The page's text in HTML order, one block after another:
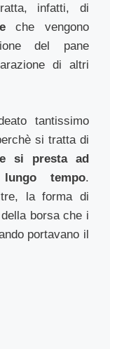
infatti, di
che vengono
del pane
di altri
tantissimo
si tratta di
si presta ad
tempo.
la forma di
borsa che i
portavano il